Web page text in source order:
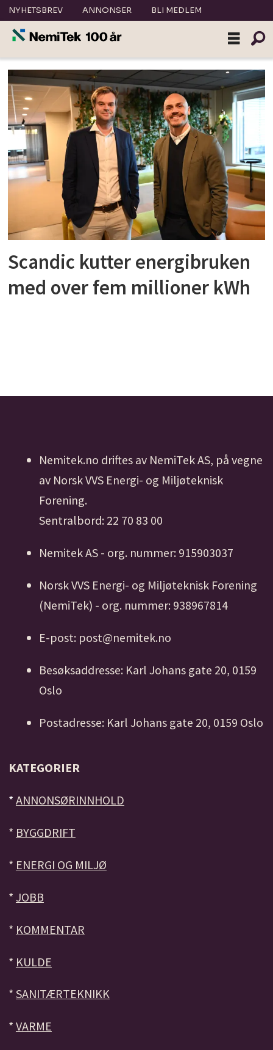
NYHETSBREV ANNONSER BLI MEDLEM
Tag:
green
norway
Scandic kutter energibruken
med over fem millioner kWh
Nemitek.no driftes av NemiTek AS, på vegne
av Norsk VVS Energi- og Miljøteknisk
Forening.
Sentralbord: 22 70 83 00
Nemitek AS - org. nummer: 915903037
Norsk VVS Energi- og Miljøteknisk Forening
(NemiTek) - org. nummer: 938967814
E-post: post@nemitek.no
Besøksaddresse: Karl Johans gate 20, 0159
Oslo
Postadresse: Karl Johans gate 20, 0159 Oslo
KATEGORIER
* ANNONSØRINNHOLD
* BYGGDRIFT
* ENERGI OG MILJØ
* JOBB
* KOMMENTAR
* KULDE
* SANITÆRTEKNIKK
* VARME